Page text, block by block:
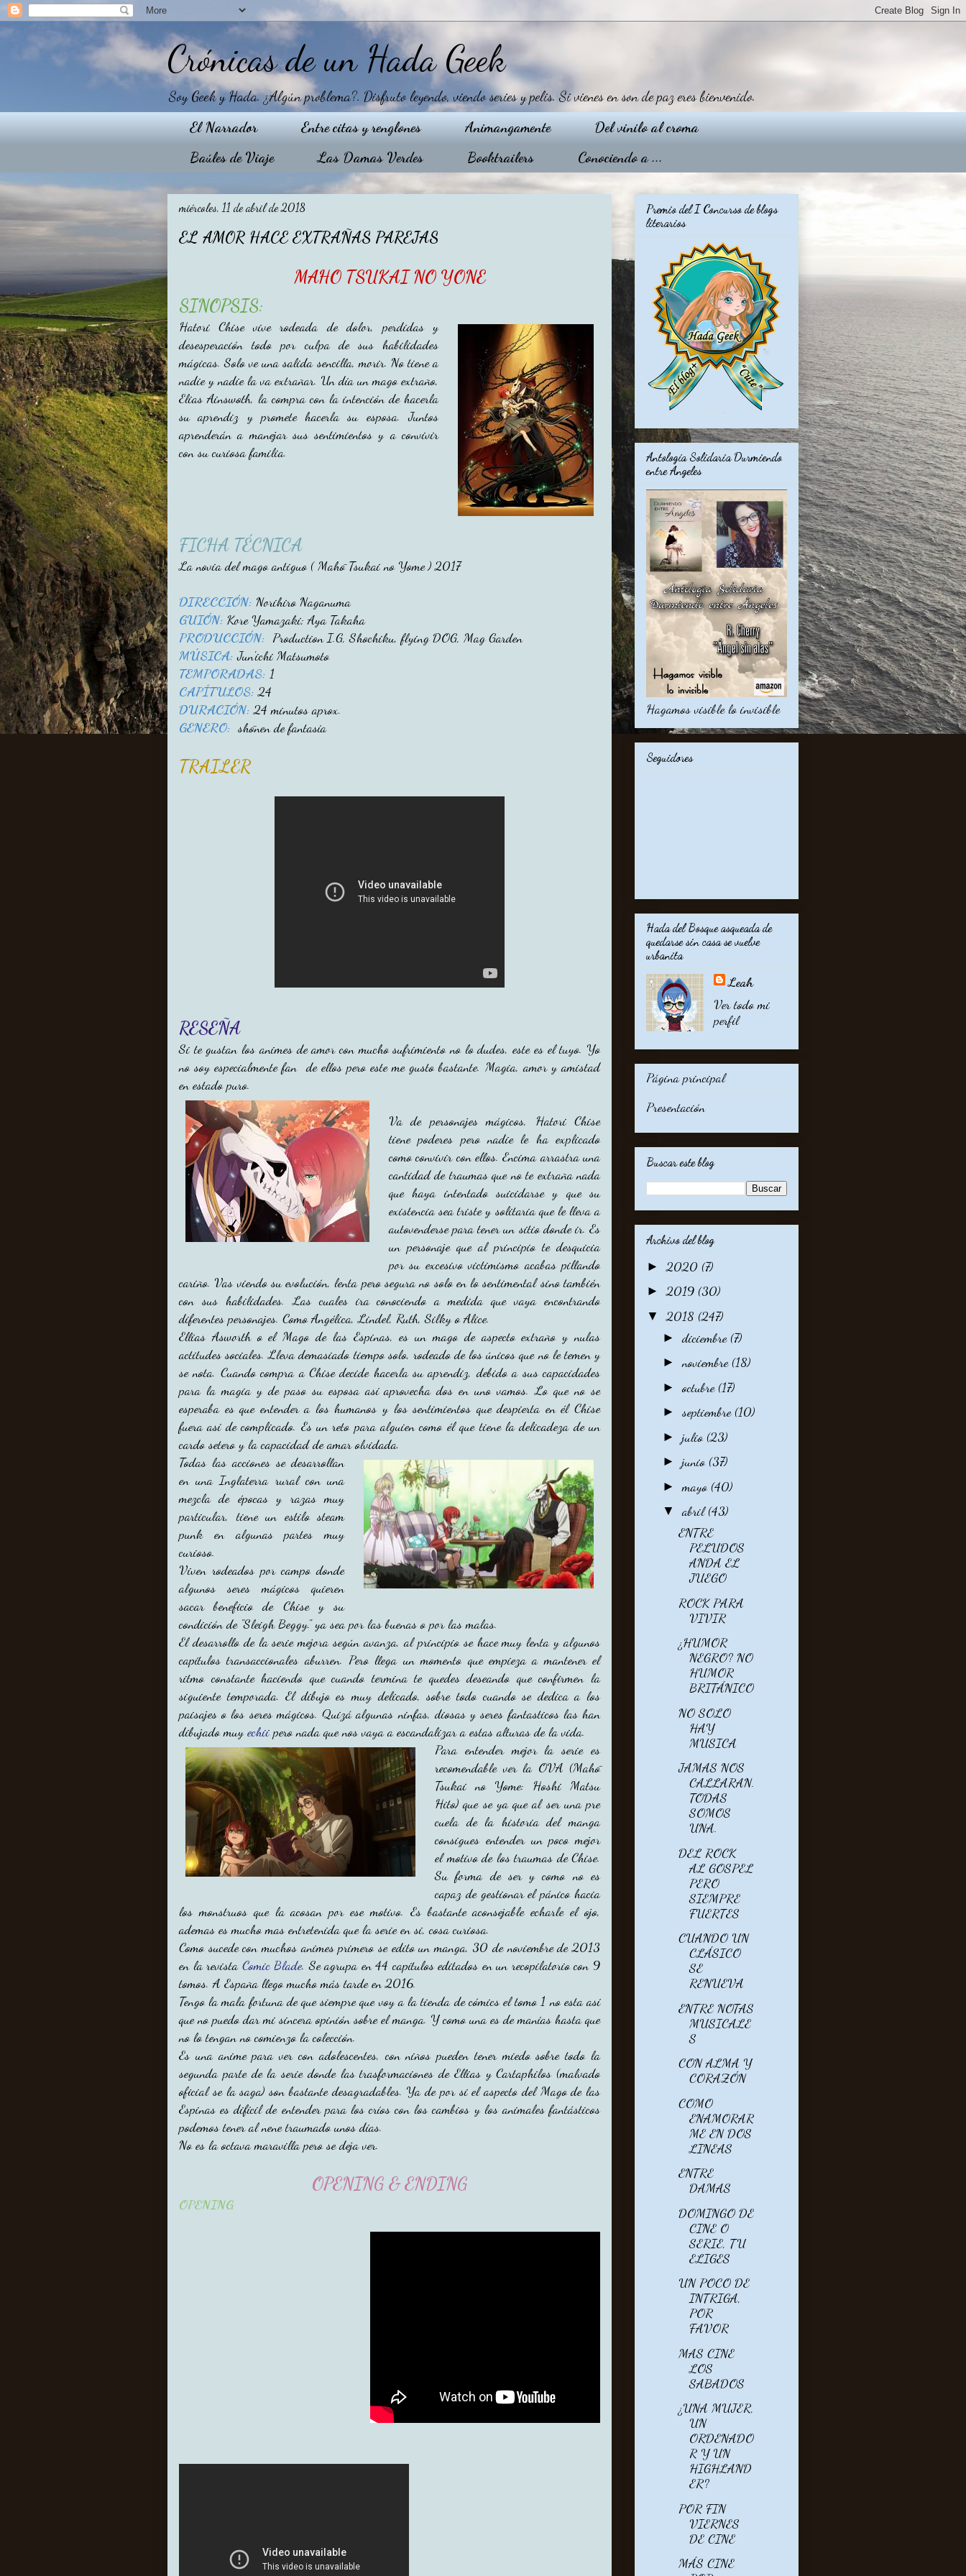
Crónicas de un Hada Geek
Soy Geek y Hada. ¿Algún problema?. Disfruto leyendo, viendo series y pelis. Si vienes en son de paz eres bienvenido.
El Narrador
Entre citas y renglones Animangamente
Del vinilo al croma
Baúles de Viaje
Las Damas Verdes Booktrailers Conociendo a ...
miércoles, 11 de abril de 2018
EL AMOR HACE EXTRAÑAS PAREJAS
MAHO TSUKAI NO YONE
SINOPSIS:
Hatori Chise vive rodeada de dolor, perdidas y
desesperación todo por culpa de sus habilidades
mágicas. Solo ve una salida sencilla, morir. No tiene a
nadie y nadie la va extrañar. Un día un mago extraño,
Elias Ainswoth, la compra con la intención de hacerla
su aprendiz y promete hacerla su esposa. Juntos
aprenderán a manejar sus sentimientos y a convivir
con su curiosa familia.
FICHA TÉCNICA
La novia del mago antiguo ( Mahō Tsukai no Yome ) 2017
DIRECCIÓN: Norihiro Naganuma
GUIÓN: Kore Yamazaki; Aya Takaha
PRODUCCIÓN: Production I.G, Shochiku, flying DOG, Mag Garden
MÚSICA: Jun'ichi Matsumoto
TEMPORADAS: 1
CAPÍTULOS: 24
DURACIÓN: 24 minutos aprox.
GENERO: shōnen de fantasía
TRAILER
RESEÑA
Si te gustan los animes de amor con mucho sufrimiento no lo dudes, este es el tuyo. Yo
no soy especialmente fan de ellos pero este me gusto bastante. Magia, amor y amistad
en estado puro.
Va de personajes mágicos, Hatori Chise
tiene poderes pero nadie le ha explicado
como convivir con ellos. Encima arrastra una
cantidad de traumas que no te extraña nada
que haya intentado suicidarse y que su
existencia sea triste y solitaria que le lleva a
autovenderse para tener un sitio donde ir. Es
un personaje que al principio te desquicia
por su excesivo victimismo acabas pillando
cariño. Vas viendo su evolución, lenta pero segura no solo en lo sentimental sino también
con sus habilidades. Las cuales ira conociendo a medida que vaya encontrando
diferentes personajes. Como Angélica, Lindel, Ruth, Silky o Alice.
Ellias Asworth o el Mago de las Espinas, es un mago de aspecto extraño y nulas
actitudes sociales. Lleva demasiado tiempo solo, rodeado de los únicos que no le temen y
se nota. Cuando compra a Chise decide hacerla su aprendiz, debido a sus capacidades
para la magia y de paso su esposa así aprovecha dos en uno vamos. Lo que no se
esperaba es que entender a los humanos y los sentimientos que despierta en él Chise
fuera así de complicado. Es un reto para alguien como él que tiene la delicadeza de un
cardo setero y la capacidad de amar olvidada.
Todas las acciones se desarrollan
en una Inglaterra rural con una
mezcla de épocas y razas muy
particular, tiene un estilo steam
punk en algunas partes muy
curioso.
Viven rodeados por campo donde
algunos seres mágicos quieren
sacar beneficio de Chise y su
condición de "Sleigh Beggy." ya sea por las buenas o por las malas.
El desarrollo de la serie mejora según avanza, al principio se hace muy lenta y algunos
capítulos transaccionales aburren. Pero llega un momento que empieza a mantener el
ritmo constante haciendo que cuando termina te quedes deseando que confirmen la
siguiente temporada. El dibujo es muy delicado, sobre todo cuando se dedica a los
paisajes o los seres mágicos. Quizá algunas ninfas, diosas y seres fantasticos las han
dibujado muyechii pero nada que nos vaya a escandalizar a estas alturas de la vida.
Para entender mejor la serie es
recomendable ver la OVA (Mahō
Tsukai no Yome: Hoshi Matsu
Hito) que se ya que al ser una pre
cuela de la historia del manga
consigues entender un poco mejor
el motivo de los traumas de Chise.
Su forma de ser y como no es
capaz de gestionar el pánico hacia
los monstruos que la acosan por ese motivo. Es bastante aconsejable echarle el ojo,
ademas es mucho mas entretenida que la serie en si, cosa curiosa.
Como sucede con muchos animes primero se edito un manga, 30 de noviembre de 2013
en la revista Comic Blade. Se agrupa en 44 capítulos editados en un recopilatorio con 9
tomos. A España llego mucho más tarde en 2016.
Tengo la mala fortuna de que siempre que voy a la tienda de cómics el tomo 1 no esta así
que no puedo dar mi sincera opinión sobre el manga. Y como una es de manías hasta que
no lo tengan no comienzo la colección.
Es una anime para ver con adolescentes, con niños pueden tener miedo sobre todo la
segunda parte de la serie donde las trasformaciones de Ellias y Cartaphilos (malvado
oficial se la saga) son bastante desagradables. Ya de por si el aspecto del Mago de las
Espinas es difícil de entender para los críos con los cambios y los animales fantásticos
podemos tener al nene traumado unos días.
No es la octava maravilla pero se deja ver.
OPENING & ENDING
OPENING
Premio del I Concurso de blogs
literarios
Antología Solidaria Durmiendo
entre Angeles
Hagamos visible lo invisible
Seguidores
Hada del Bosque asqueada de
quedarse sin casa se vuelve
urbanita
Leah
Ver todo mi
perfil
Página principal
Presentación
Buscar este blog
Archivo del blog
►2020 (7)
►2019 (30)
▼2018 (247)
► diciembre (7)
►noviembre (18)
► octubre (17)
► septiembre (10)
► julio (23)
► junio (37)
► mayo (40)
▼abril(43)
ENTRE
PELUDOS
ANDA EL
JUEGO
ROCK PARA
VIVIR
¿HUMOR
NEGRO? NO
HUMOR
BRITÁNICO
NO SOLO
HAY
MUSICA
JAMAS NOS
CALLARAN.
TODAS
SOMOS
UNA.
DEL ROCK
AL GOSPEL
PERO
SIEMPRE
FUERTES
CUANDO UN
CLÁSICO
SE
RENUEVA
ENTRE NOTAS
MUSICALE
S
CON ALMA Y
CORAZÓN
COMO
ENAMORAR
ME EN DOS
LINEAS
ENTRE
DAMAS
DOMINGO DE
CINE O
SERIE, TU
ELIGES
UN POCO DE
INTRIGA,
POR
FAVOR
MAS CINE
LOS
SABADOS
¿UNA MUJER,
UN
ORDENADO
R Y UN
HIGHLAND
ER?
POR FIN
VIERNES
DE CINE
MÁS CINE